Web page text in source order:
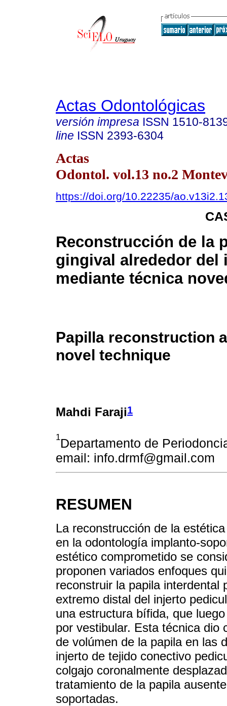
Actas Odontológicas
versión impresa ISSN 1510-
line ISSN 2393-6304
Actas
Odontol. vol.13 no.2
https://doi.org/10.22235/
Reconstrucción de la
gingival alrededor del
mediante técnica
Papilla reconstruction
novel technique
Mahdi Faraji1
1Departamento de
email: info.drmf@gmail.com
RESUMEN
La reconstrucción de la
en la odontología implanto-
estético comprometido se
proponen variados enfoques
reconstruir la papila interdental
extremo distal del injerto
una estructura bífida, que
por vestibular. Esta técnica dio
de volúmen de la papila en las
injerto de tejido conectivo
colgajo coronalmente
tratamiento de la papila
soportadas.